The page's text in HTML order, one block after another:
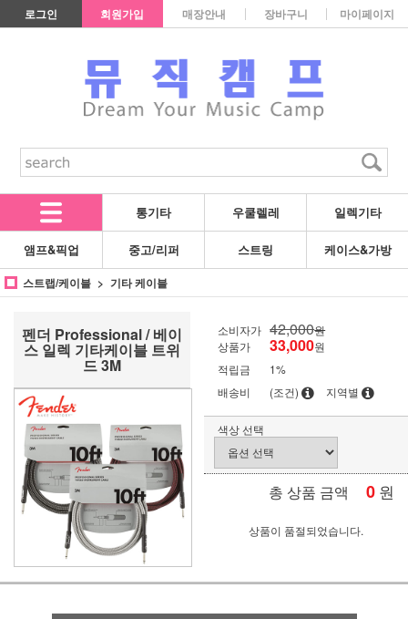
로그인 회원가입 매장안내 장바구니 마이페이지
통기타 우쿨렐레 일렉기타
앰프&픽업 중고/리퍼 스트링 케이스&가방
스트랩/케이블 기타 케이블
펜더 Professional / 베이
스 일렉 기타케이블 트위
드 3M
소비자가 42,000원
상품가
33,000원
적립금
1%
배송비
(조건) 지역별
색상 선택
총 상품 금액 0 원
상품이 품절되었습니다.